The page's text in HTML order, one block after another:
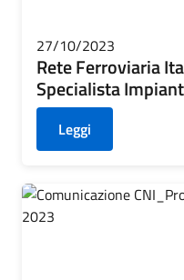
27/10/2023
Rete Ferroviaria
Specialista
Leggi